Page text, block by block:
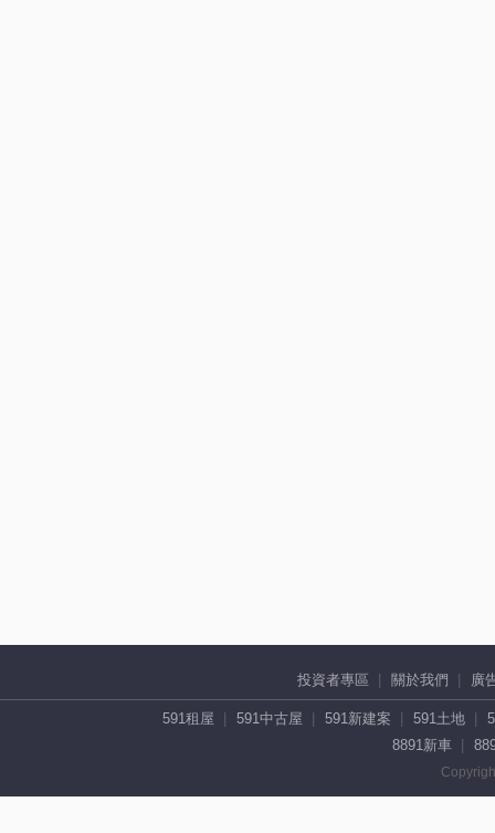
投資者專區 關於我們 廣
591租屋 591中古屋 591新建案 591土地
8891新車